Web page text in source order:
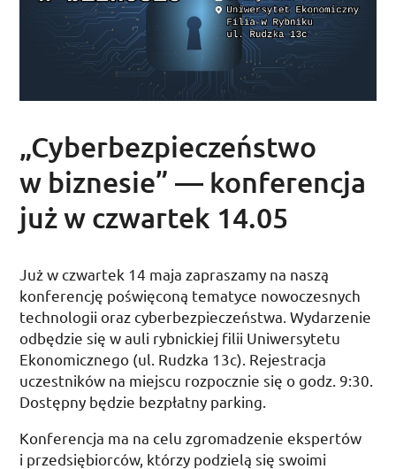
„Cyberbezpieczeństwo
w biznesie” — konferencja
już w czwartek 14.05
Już wczwartek 14 maja zapraszamy na naszą
konferencję poświęconą tematyce nowoczesnych
technologii oraz cyberbezpieczeństwa. Wydarzenie
odbędzie się w auli rybnickiej filii Uniwersytetu
Ekonomicznego (ul. Rudzka 13c). Rejestracja
uczestników na miejscu rozpocznie się ogodz. 9:30.
Dostępny będzie bezpłatny parking.
Konferencja ma na celu zgromadzenie ekspertów
i przedsiębiorców, którzy podzielą się swoimi